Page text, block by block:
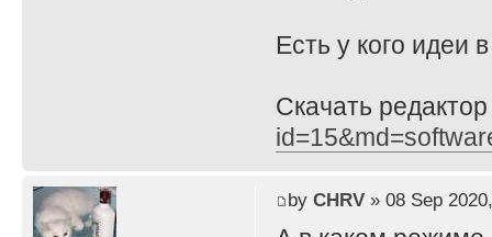
Есть у кого идеи
Скачать
by CHRV» 08 Sep